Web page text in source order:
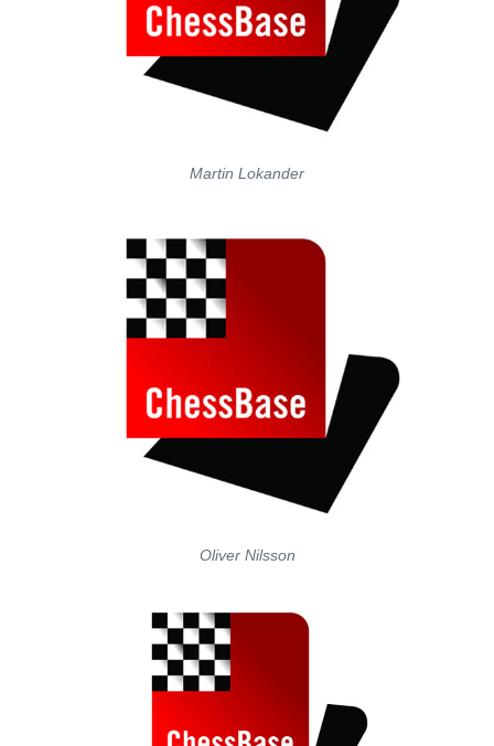
Martin Lokander
Oliver Nilsson